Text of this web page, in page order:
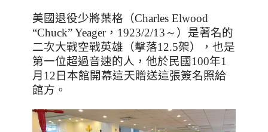
美國退役少將葉格（Charles Elwood
“Chuck” Yeager， 1923/2/13～ ）是著名的
二次大戰空戰英雄 （擊落12.5架） ，也是
第一位超過音速的人 ，他於民國100年1
月12日本館開幕這天贈送這張簽名照給
館方。